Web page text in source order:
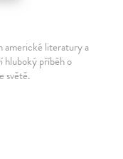
americké literatury a
hluboký příběh o
světě.